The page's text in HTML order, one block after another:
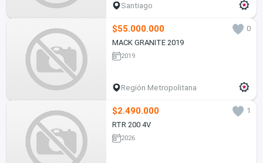
Santiago
$55.000.000
0
MACK GRANITE 2019
2019
Región Metropolitana
$2.490.000
1
RTR 200 4V
2026